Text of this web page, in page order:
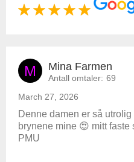
M Mina Farmen
Antall omtaler: 69
March 27, 2026
Denne damen er så
brynene mine 😍 mitt
PMU